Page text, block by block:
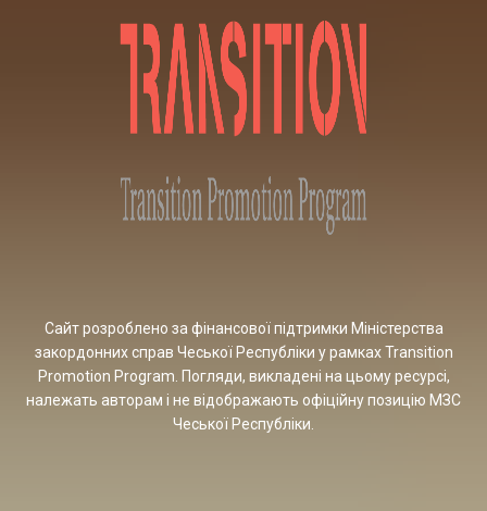
Сайт розроблено за фінансової підтримки Міністерства
закордонних справ Чеської Республіки у рамках Transition
Promotion Program. Погляди, викладені на цьому ресурсі,
належать авторам і не відображають офіційну позицію МЗС
Чеської Республіки.